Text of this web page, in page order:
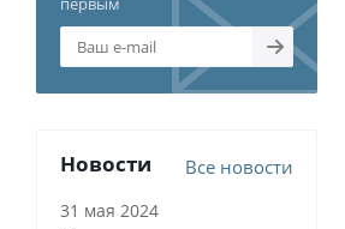
Новости Все новости
31 мая 2024